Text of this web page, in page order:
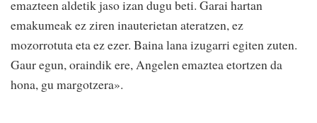
emazteen aldetik jaso izan dugu beti. Garai hartan
emakumeak ez ziren inauterietan ateratzen, ez
mozorrotuta eta ez ezer. Baina lana izugarri egiten zuten.
Gaur egun, oraindik ere, Angelen emaztea etortzen da
hona, gu margotzera».